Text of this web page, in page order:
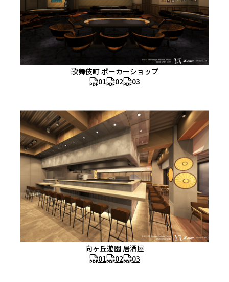
歌舞伎町 ポーカーショップ
01
02 03
向ヶ丘遊園 居酒屋
01
02 03